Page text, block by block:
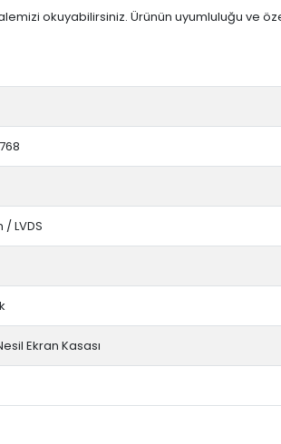
okuyabilirsiniz. Ürünün uyumluluğu
/ LVDS
Ekran Kasası